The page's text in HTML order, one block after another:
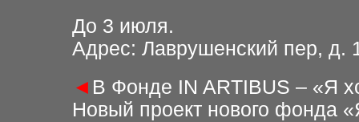
До 3 июля.
Адрес: Лаврушенский пер, д.
◄ В Фонде IN ARTIBUS – «Я
Новый проект нового фонда